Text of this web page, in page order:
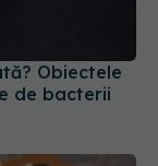
Obiectele
de bacterii